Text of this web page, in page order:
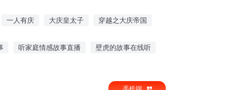
一人有庆 大庆皇太子 穿越之大庆帝国
听家庭情感故事直播 壁虎的故事在线听